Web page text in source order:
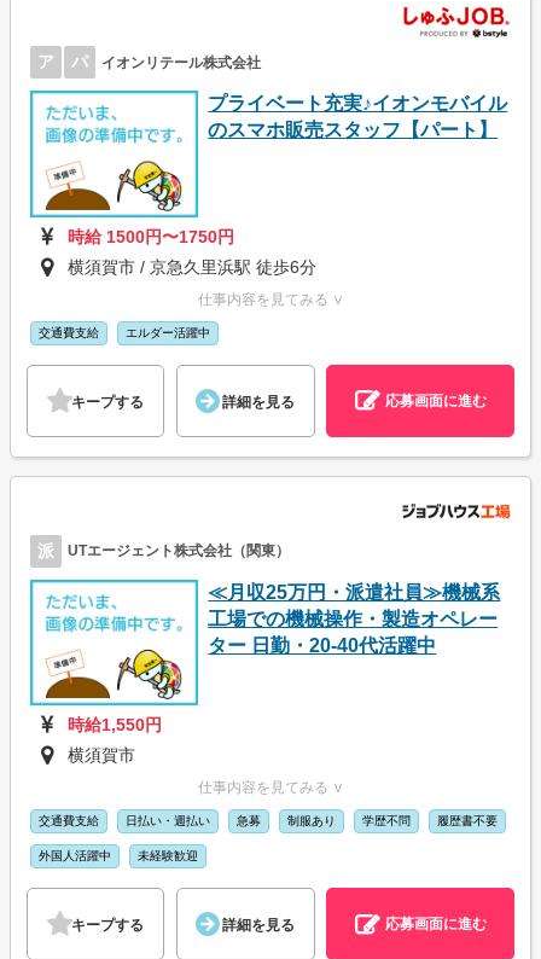
ア パ イオンリテール株式会社
プライベート充実♪イオンモバイル
のスマホ販売スタッフ【パート】
時給 1500円〜1750円
横須賀市 / 京急久里浜駅 徒歩6分
仕事内容を見てみる ∨
交通費支給 エルダー活躍中
キープする 詳細を見る 応募画面に進む
派 UTエージェント株式会社（関東）
≪月収25万円・派遣社員≫機械系
工場での機械操作・製造オペレー
ター 日勤・20-40代活躍中
時給1,550円
横須賀市
仕事内容を見てみる ∨
交通費支給 日払い・週払い 急募 制服あり 学歴不問 履歴書不要
外国人活躍中 未経験歓迎
キープする 詳細を見る 応募画面に進む